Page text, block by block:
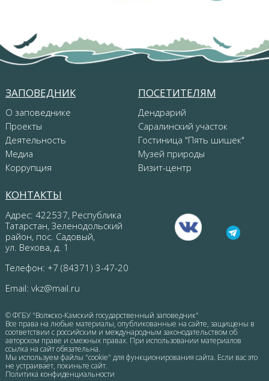
ЗАПОВЕДНИК
О заповеднике
Проекты
Деятельность
Медиа
Коррупция
ПОСЕТИТЕЛЯМ
Дендрарий
Саралинский участок
Гостиница "Пять шишек"
Музей природы
Визит-центр
КОНТАКТЫ
Адрес: 422537, Республика
Татарстан, Зеленодольский
район, пос. Садовый,
ул. Вехова, д. 1
Телефон: +7 (84371) 3-47-20
Email: vkz@mail.ru
© ФГБУ "Волжско-Камский государственный заповедник"
Все права на любые материалы, опубликованные на сайте, защищены в
соответствии с российским и международным законодательством об
авторском праве и смежных правах. При использовании материалов
ссылка на сайт обязательна.
Мы используем файлы "cookie" для функционирования сайта. Если вас это
не устраивает, покиньте сайт.
Политика конфиденциальности